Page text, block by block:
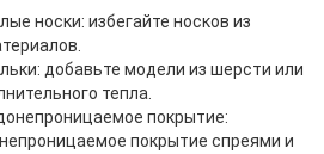
носки: избегайте носков из
добавьте модели из шерсти или
тепла.
покрытие:
покрытие спреями и